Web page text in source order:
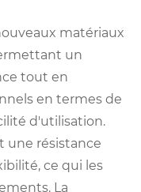
matériaux
un
tout en
en termes de
d'utilisation.
une résistance
ce qui les
La